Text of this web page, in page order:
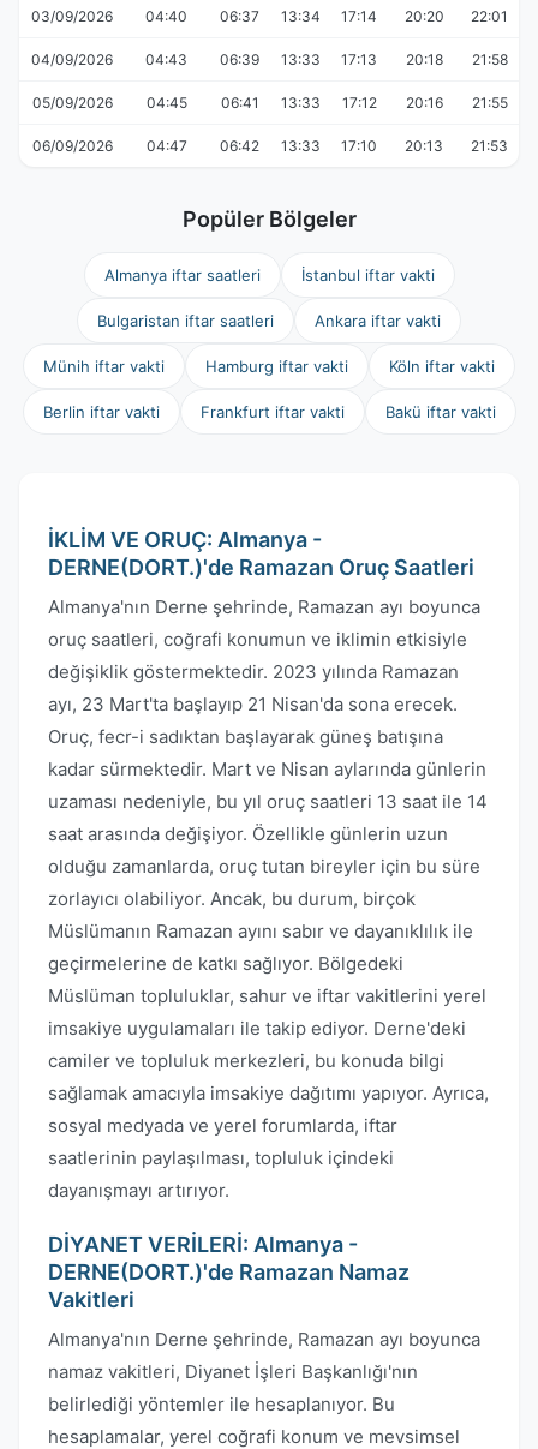
03/09/2026 04:40 06:37 13:34 17:14 20:20 22:01
04/09/2026 04:43 06:39 13:33 17:13 20:18 21:58
05/09/2026 04:45 06:41 13:33 17:12 20:16 21:55
06/09/2026 04:47 06:42 13:33 17:10 20:13 21:53
Popüler Bölgeler
Almanya iftar saatleri İstanbul iftar vakti
Bulgaristan iftar saatleri Ankara iftar vakti
Münih iftar vakti Hamburg iftar vakti Köln iftar vakti
Berlin iftar vakti Frankfurt iftar vakti Bakü iftar vakti
İKLİM VE ORUÇ: Almanya -
DERNE(DORT.)'de Ramazan Oruç Saatleri
Almanya'nın Derne şehrinde, Ramazan ayı boyunca
oruç saatleri, coğrafi konumun ve iklimin etkisiyle
değişiklik göstermektedir. 2023 yılında Ramazan
ayı, 23 Mart'ta başlayıp 21 Nisan'da sona erecek.
Oruç, fecr-i sadıktan başlayarak güneş batışına
kadar sürmektedir. Mart ve Nisan aylarında günlerin
uzaması nedeniyle, bu yıl oruç saatleri 13 saat ile 14
saat arasında değişiyor. Özellikle günlerin uzun
olduğu zamanlarda, oruç tutan bireyler için bu süre
zorlayıcı olabiliyor. Ancak, bu durum, birçok
Müslümanın Ramazan ayını sabır ve dayanıklılık ile
geçirmelerine de katkı sağlıyor. Bölgedeki
Müslüman topluluklar, sahur ve iftar vakitlerini yerel
imsakiye uygulamaları ile takip ediyor. Derne'deki
camiler ve topluluk merkezleri, bu konuda bilgi
sağlamak amacıyla imsakiye dağıtımı yapıyor. Ayrıca,
sosyal medyada ve yerel forumlarda, iftar
saatlerinin paylaşılması, topluluk içindeki
dayanışmayı artırıyor.
DİYANET VERİLERİ: Almanya -
DERNE(DORT.)'de Ramazan Namaz
Vakitleri
Almanya'nın Derne şehrinde, Ramazan ayı boyunca
namaz vakitleri, Diyanet İşleri Başkanlığı'nın
belirlediği yöntemler ile hesaplanıyor. Bu
hesaplamalar, yerel coğrafi konum ve mevsimsel